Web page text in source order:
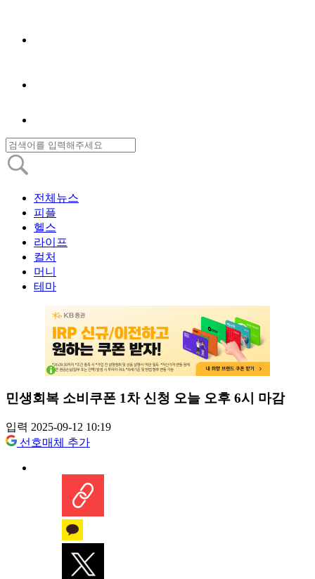
전체뉴스
피플
헬스
라이프
컬처
머니
테마
민생회복 소비쿠폰 1차 신청 오늘 오후 6시 마감
입력 2025-09-12 10:19
선호매체 추가